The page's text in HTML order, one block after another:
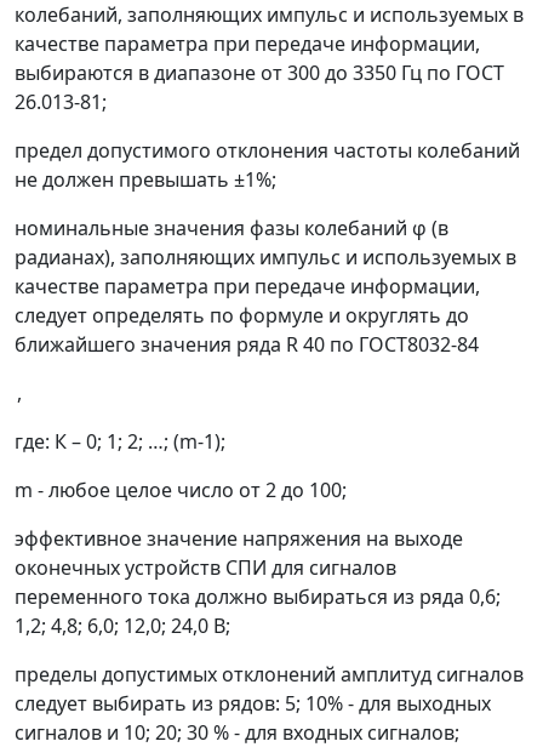
колебаний, заполняющих импульс и используемых в
качестве параметра при передаче информации,
выбираются в диапазоне от 300 до 3350 Гц по ГОСТ
26.013-81;
предел допустимого отклонения частоты колебаний
не должен превышать ±1%;
номинальные значения фазы колебаний φ (в
радианах), заполняющих импульс и используемых в
качестве параметра при передаче информации,
следует определять по формуле и округлять до
ближайшего значения ряда R 40 по ГОСТ8032-84
,
где: К–0; 1; 2; …; (m-1);
m - любое целое число от 2 до 100;
эффективное значение напряжения на выходе
оконечных устройств СПИ для сигналов
переменного тока должно выбираться из ряда 0,6;
1,2; 4,8; 6,0; 12,0; 24,0 В;
пределы допустимых отклонений амплитуд сигналов
следует выбирать из рядов: 5; 10% - для выходных
сигналов и 10; 20; 30 % - для входных сигналов;